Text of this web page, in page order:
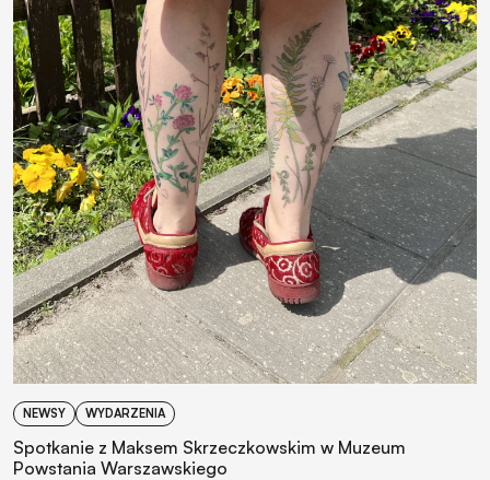
NEWSY WYDARZENIA
Spotkanie z Maksem Skrzeczkowskim w Muzeum
Powstania Warszawskiego